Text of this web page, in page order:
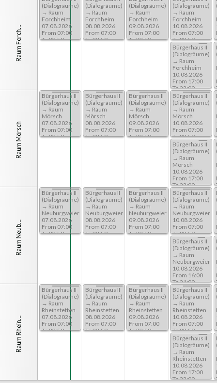
R
a
u
m
F
o
r
c
h
h
e
i
m
Raum Mörsch
R
a
u
m
N
e
u
b
u
r
g
w
e
i
e
r
R
a
u
m
R
h
e
i
n
s
t
e
t
t
e
n
07:00
23:59
(Dialogräume)
→ Raum
Forchheim
07.08.2026
From 07:00
To 23:59
(Dialogräume)
→ Raum
Forchheim
08.08.2026
From 07:00
To 23:59
(Dialogräume)
→ Raum
Forchheim
09.08.2026
From 07:00
To 23:59
(Dialogräume)
→ Raum
Forchheim
10.08.2026
From 07:00
To 23:59
Bürgerhaus II
(Dialogräume)
→ Raum
Forchheim
10.08.2026
From 17:00
To 22:00
07:00
23:59
Bürgerhaus II
(Dialogräume)
→ Raum
Mörsch
07.08.2026
From 07:00
To 23:59
Bürgerhaus II
(Dialogräume)
→ Raum
Mörsch
08.08.2026
From 07:00
To 23:59
Bürgerhaus II
(Dialogräume)
→ Raum
Mörsch
09.08.2026
From 07:00
To 23:59
Bürgerhaus II
(Dialogräume)
→ Raum
Mörsch
10.08.2026
From 07:00
To 23:59
Bürgerhaus II
(Dialogräume)
→ Raum
Mörsch
10.08.2026
From 17:00
To 22:00
07:00
23:59
Bürgerhaus II
(Dialogräume)
→ Raum
Neuburgweier
07.08.2026
From 07:00
To 23:59
Bürgerhaus II
(Dialogräume)
→ Raum
Neuburgweier
08.08.2026
From 07:00
To 23:59
Bürgerhaus II
(Dialogräume)
→ Raum
Neuburgweier
09.08.2026
From 07:00
To 23:59
Bürgerhaus II
(Dialogräume)
→ Raum
Neuburgweier
10.08.2026
From 07:00
To 23:59
II
Raum
22:00
Bürgerhaus II
(Dialogräume)
→ Raum
Neuburgweier
10.08.2026
From 16:00
To 21:00
07:00
23:59
Bürgerhaus II
(Dialogräume)
→ Raum
Rheinstetten
07.08.2026
From 07:00
To 23:59
Bürgerhaus II
(Dialogräume)
→ Raum
Rheinstetten
08.08.2026
From 07:00
To 23:59
Bürgerhaus II
(Dialogräume)
→ Raum
Rheinstetten
09.08.2026
From 07:00
To 23:59
Bürgerhaus II
(Dialogräume)
→ Raum
Rheinstetten
10.08.2026
From 07:00
To 23:59
Bürgerhaus II
(Dialogräume)
→ Raum
Rheinstetten
10.08.2026
From 17:00
To 22:00